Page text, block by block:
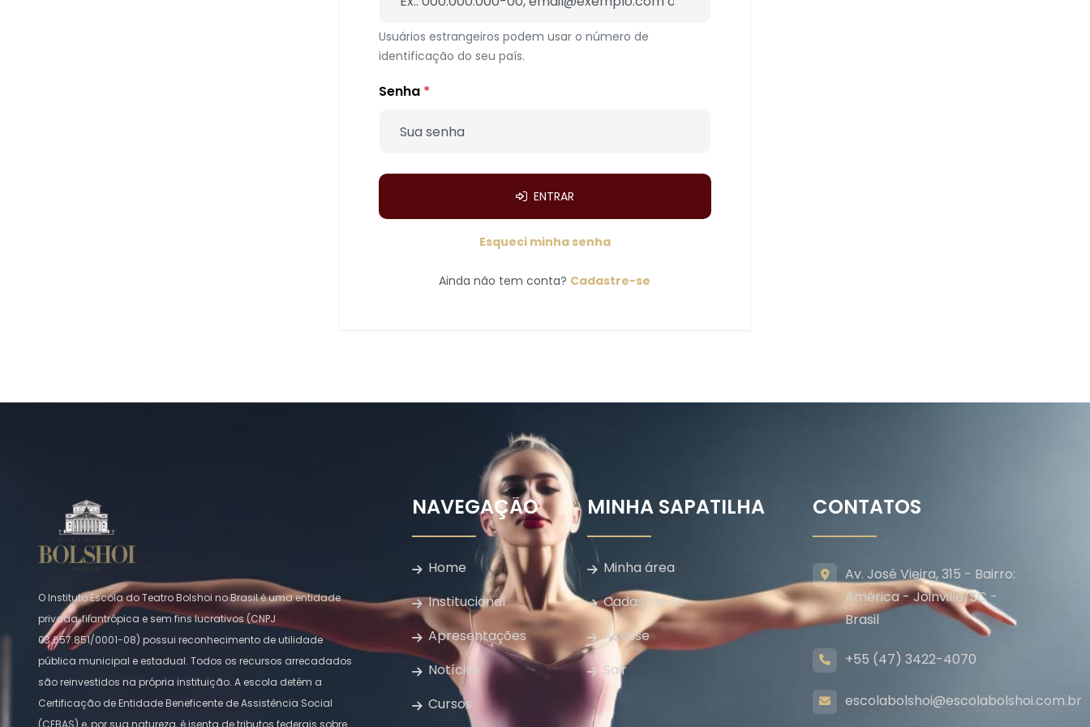
Usuários estrangeiros podem usar o número de
identificação do seu país.
Senha *
ENTRAR
Esqueci minha senha
Ainda não tem conta? Cadastre-se
O Instituto Escola do Teatro Bolshoi no Brasil é uma entidade
privada, filantrópica e sem fins lucrativos (CNPJ
03.657.851/0001-08) possui reconhecimento de utilidade
pública municipal e estadual. Todos os recursos arrecadados
são reinvestidos na própria instituição. A escola detém a
Certificação de Entidade Beneficente de Assistência Social
(CEBAS) e, por sua natureza, é isenta de tributos federais sobre
NAVEGAÇÃO
Home
Institucional
Apresentações
Notícias
Cursos
MINHA SAPATILHA
Minha área
Cadastre-se
Acesse
Sair
CONTATOS
Av. José Vieira, 315 - Bairro:
América - Joinville/SC -
Brasil
+55 (47) 3422-4070
escolabolshoi@escolabolshoi.com.br